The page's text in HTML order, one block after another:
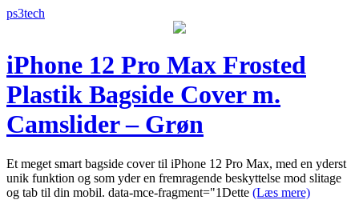
ps3tech
iPhone 12 Pro Max Frosted
Plastik Bagside Cover m.
Camslider – Grøn
Et meget smart bagside cover til iPhone 12 Pro Max, med en yderst
unik funktion og som yder en fremragende beskyttelse mod slitage
og tab til din mobil. data-mce-fragment="1Dette (Læs mere)